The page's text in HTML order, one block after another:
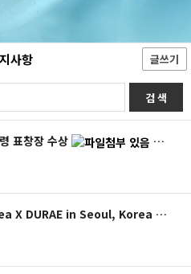
사항 글쓰기
검 색
표창장 수상 HOT
2024 In cosmetics Korea X DURAE in Seoul, Korea